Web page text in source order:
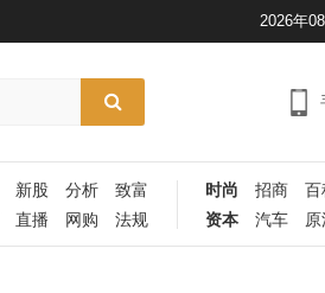
2026年
新股 分析
致富
直播 网购 法规
时尚 招商 百
资本
汽车